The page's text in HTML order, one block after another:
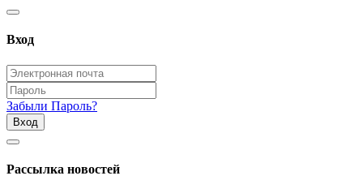
Вход
Забыли Пароль?
Вход
Рассылка новостей